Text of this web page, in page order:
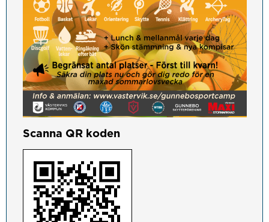
Scanna QR koden